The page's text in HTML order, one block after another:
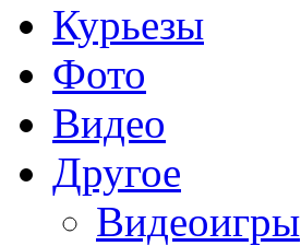
Курьезы
Фото
Видео
Другое
Видеоигры